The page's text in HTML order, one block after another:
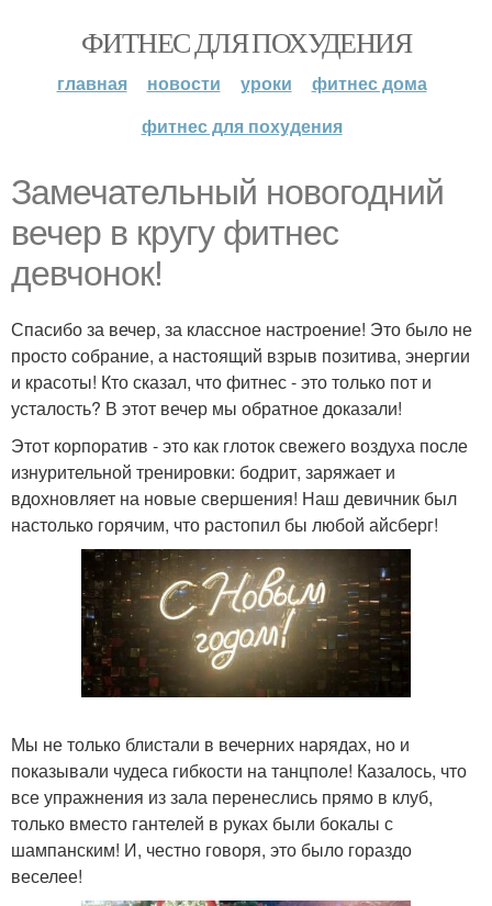
ФИТНЕС ДЛЯ ПОХУДЕНИЯ
главная новости уроки
фитнес дома
фитнес для похудения
Замечательный новогодний
вечер в кругу фитнес
девчонок!
Спасибо за вечер, за классное настроение! Это было не
просто собрание, а настоящий взрыв позитива, энергии
и красоты! Кто сказал, что фитнес - это только пот и
усталость? В этот вечер мы обратное доказали!
Этот корпоратив - это как глоток свежего воздуха после
изнурительной тренировки: бодрит, заряжает и
вдохновляет на новые свершения! Наш девичник был
настолько горячим, что растопил бы любой айсберг!
Мы не только блистали в вечерних нарядах, но и
показывали чудеса гибкости на танцполе! Казалось, что
все упражнения из зала перенеслись прямо в клуб,
только вместо гантелей в руках были бокалы с
шампанским! И, честно говоря, это было гораздо
веселее!